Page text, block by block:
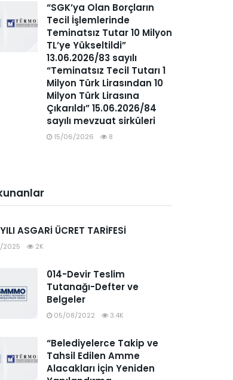
“SGK’ya Olan Borçların
Tecil İşlemlerinde
Teminatsız Tutar 10 Milyon
TL’ye Yükseltildi”
13.06.2026/83 sayılı
“Teminatsız Tecil Tutarı 1
Milyon Türk Lirasından 10
Milyon Türk Lirasına
Çıkarıldı” 15.06.2026/84
sayılı mevzuat sirküleri
15/06/2026 8
ASGARİ ÜCRET TARİFESİ
2025 2K
014-Devir Teslim
Tutanağı-Defter ve
Belgeler
05/08/2022 3.4K
“Belediyelerce Takip ve
Tahsil Edilen Amme
Alacakları İçin Yeniden